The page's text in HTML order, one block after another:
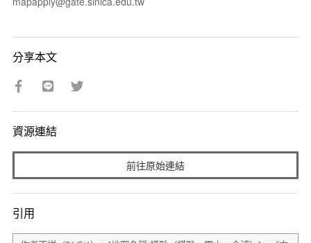
分享本文
資源連結
前往原始連結
引用